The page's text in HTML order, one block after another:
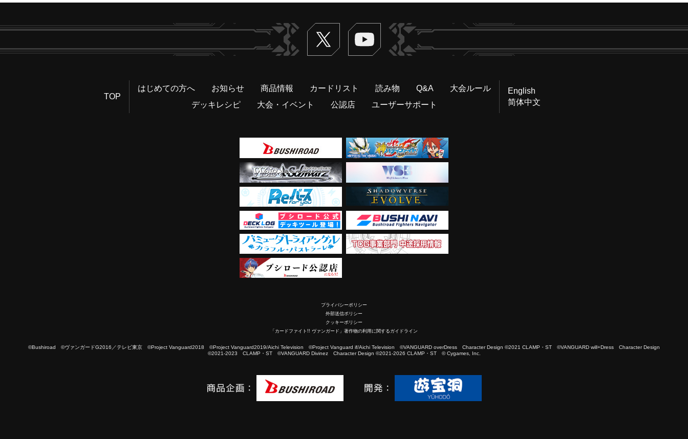
Twitter ヴァンガードch
TOP
はじめての方へ お知らせ 商品情報 カードリスト 読み物 Q&A
大会ルール
デッキレシピ
大会・イベント 公認店 ユーザーサポート
English
简体中文
プライバシーポリシー
外部送信ポリシー
クッキーポリシー
「カードファイト!! ヴァンガード」著作物の利用に関するガイドライン
©Bushiroad ©ヴァンガードG2016／テレビ東京 ©Project Vanguard2018 ©Project Vanguard2019/Aichi Television ©Project Vanguard if/Aichi Television ©VANGUARD overDress Character Design ©2021 CLAMP・ST ©VANGUARD will+Dress Character Design
©2021-2023 CLAMP・ST ©VANGUARD Divinez Character Design ©2021-2026 CLAMP・ST © Cygames, Inc.